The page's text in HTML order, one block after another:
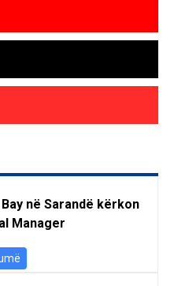
në Sarandë kërkon
Manager